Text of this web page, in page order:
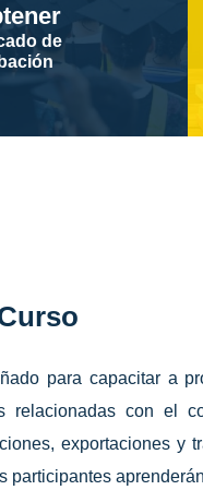
de
para capacitar a
relacionadas con el
exportaciones y
participantes